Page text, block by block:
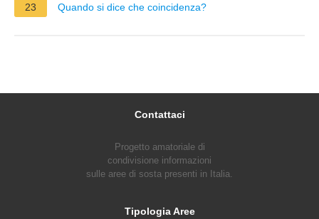
23 Quando si dice che coincidenza?
Contattaci
Progetto amatoriale di
condivisione informazioni
sulle aree di sosta presenti in Italia.
Tipologia Aree